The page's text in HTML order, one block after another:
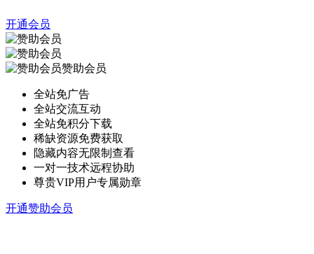
开通会员
赞助会员
全站免广告
全站交流互动
全站免积分下载
稀缺资源免费获取
隐藏内容无限制查看
一对一技术远程协助
尊贵VIP用户专属勋章
开通赞助会员